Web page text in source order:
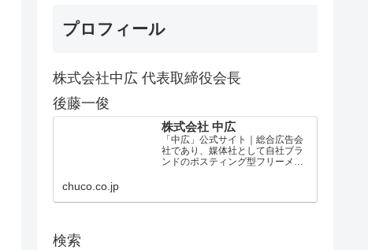
プロフィール
株式会社中広 代表取締役会長
後藤一俊
株式会社 中広
「中広」公式サイト｜総合広告会
社であり、媒体社として自社ブラ
ンドのポスティング型フリーメデ
chuco.co.jp
検索